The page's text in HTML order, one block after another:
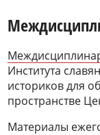
Института
историков для
пространстве
Материалы